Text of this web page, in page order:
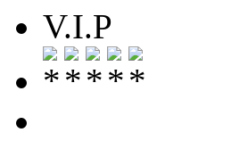
V.I.P